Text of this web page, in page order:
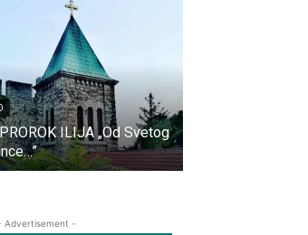
ILIJA „Od Svetog
Advertisement -